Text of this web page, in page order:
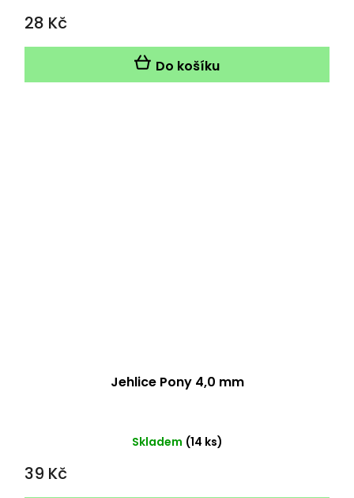
28 Kč
Do košíku
Jehlice Pony 4,0 mm
Skladem (14 ks)
39 Kč